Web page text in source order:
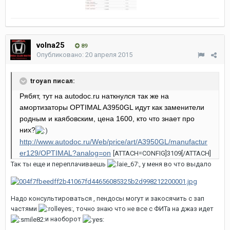
volna25 89
Опубликовано: 20 апреля 2015
troyan писал:
Рябят, тут на autodoc.ru наткнулся так же на
амортизаторы OPTIMAL A3950GL идут как заменители
родным и каябовским, цена 1600, кто что знает про
них?
http://www.autodoc.ru/Web/price/art/A3950GL/manufactur
er129/OPTIMAL?analog=on [ATTACH=CONFIG]3109[/ATTACH]
Так ты еще и переплачиваешь
, у меня во что выдало
Надо консультироваться , пендосы могут и закосячить с зап
частями
, точно знаю что не все с ФИТа на джаз идет
и наоборот